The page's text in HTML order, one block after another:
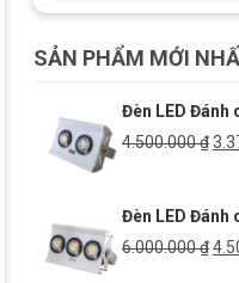
SẢN PHẨM MỚI
Đèn LED Đánh
4.500.000₫Giá
Đèn LED Đánh
6.000.000₫Giá